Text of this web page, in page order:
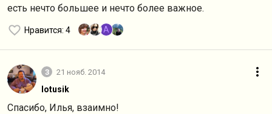
есть нечто большее и нечто более важное.
Нравится: 4 A
3 21 нояб. 2014
lotusik
Спасибо, Илья, взаимно!